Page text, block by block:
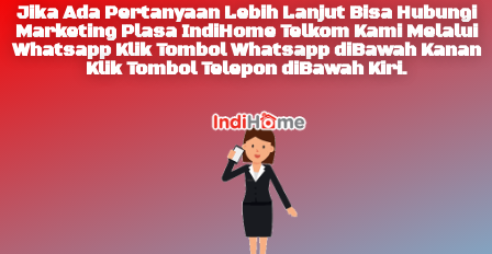
Jika Ada Pertanyaan Lebih Lanjut Bisa Hubungi
Marketing Plasa IndiHome Telkom Kami Melalui
Whatsapp Klik Tombol Whatsapp diBawah Kanan
Klik Tombol Telepon diBawah Kiri.